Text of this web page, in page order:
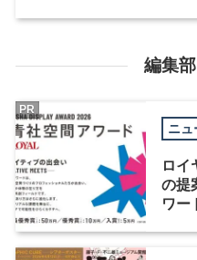
編集
ニュ
ロイ
の提
ワー
PR